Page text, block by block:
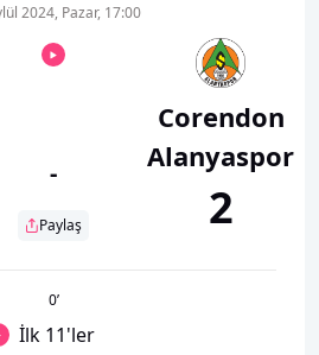
2024, Pazar, 17:00
-
Paylaş
Corendon
Alanyaspor
2
0’
İlk 11'ler